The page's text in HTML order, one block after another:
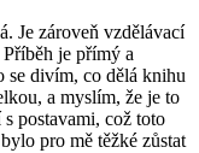
Je zároveň vzdělávací
je přímý a
se divím, co dělá knihu
a myslím, že je to
postavami, což toto
pro mě těžké zůstat